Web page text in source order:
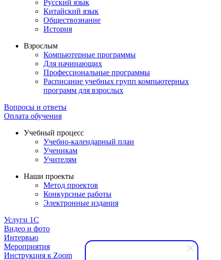
Русский язык
Китайский язык
Обществознание
История
Взрослым
Компьютерные программы
Для начинающих
Профессиональные программы
Расписание учебных групп компьютерных
программ для взрослых
Вопросы и ответы
Оплата обучения
Учебный процесс
Учебно-календарный план
Ученикам
Учителям
Наши проекты
Метод проектов
Конкурсные работы
Электронные издания
Услуги 1C
Видео и фото
Интервью
Мероприятия
Инструкция к Zoom